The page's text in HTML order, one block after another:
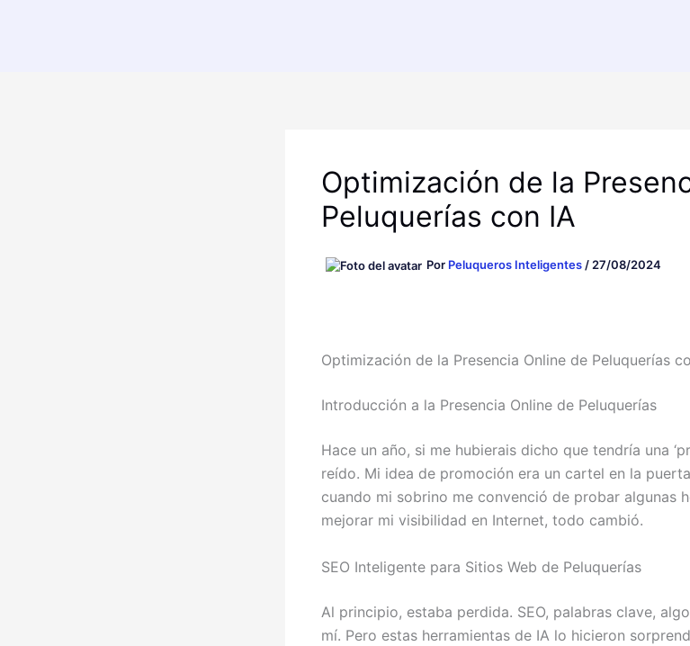
Optimización de la
Peluquerías con IA
Por Peluqueros Inteligentes / 27/08/2024
Optimización de la Presencia Online de Peluquerías
Introducción a la Presencia Online de Peluquerías
Hace un año, si me hubierais dicho que tendría una
reído. Mi idea de promoción era un cartel en la
cuando mi sobrino me convenció de probar algunas
mejorar mi visibilidad en Internet, todo cambió.
SEO Inteligente para Sitios Web de Peluquerías
Al principio, estaba perdida. SEO, palabras clave,
mí. Pero estas herramientas de IA lo hicieron